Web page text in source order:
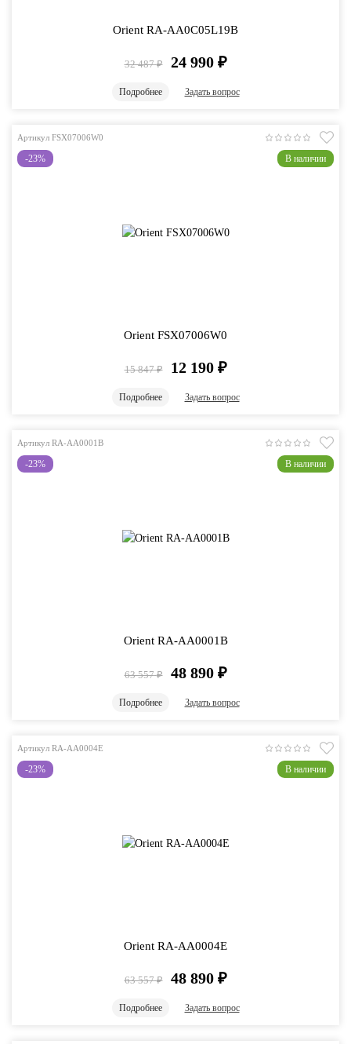
Orient RA-AA0C05L19B
32 487 ₽ 24 990 ₽
Подробнее Задать вопрос
Артикул FSX07006W0
-23% В наличии
Orient FSX07006W0
15 847 ₽ 12 190 ₽
Подробнее Задать вопрос
Артикул RA-AA0001B
-23% В наличии
Orient RA-AA0001B
63 557 ₽ 48 890 ₽
Подробнее Задать вопрос
Артикул RA-AA0004E
-23% В наличии
Orient RA-AA0004E
63 557 ₽ 48 890 ₽
Подробнее Задать вопрос